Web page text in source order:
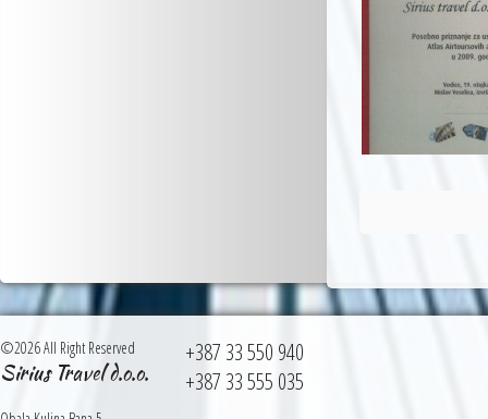
©2026 All Right Reserved
Sirius Travel d.o.o.
+387 33 550 940
+387 33 555 035